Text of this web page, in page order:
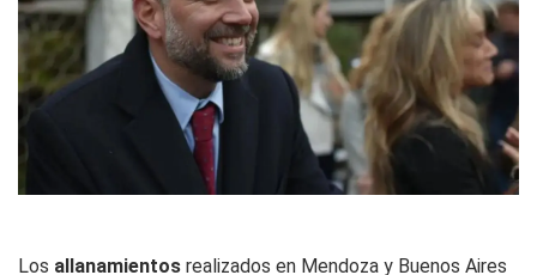
Los allanamientos realizados en Mendoza y Buenos Aires